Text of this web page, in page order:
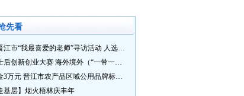
先看
第十届晋江市“我最喜爱的老师”寻访活动 人选推荐火热进行中 快来“秀”您最喜爱的老师
全国博士后创新创业大赛 海外境外（“一带一路”）赛七大赛道等你来战
最高奖金3万元 晋江市农产品区域公用品牌标识Logo及特色农产品包装设计征集活动正式启动
基层】烟火梧林庆丰年